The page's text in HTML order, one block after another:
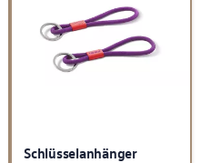
Schlüsselanhänger